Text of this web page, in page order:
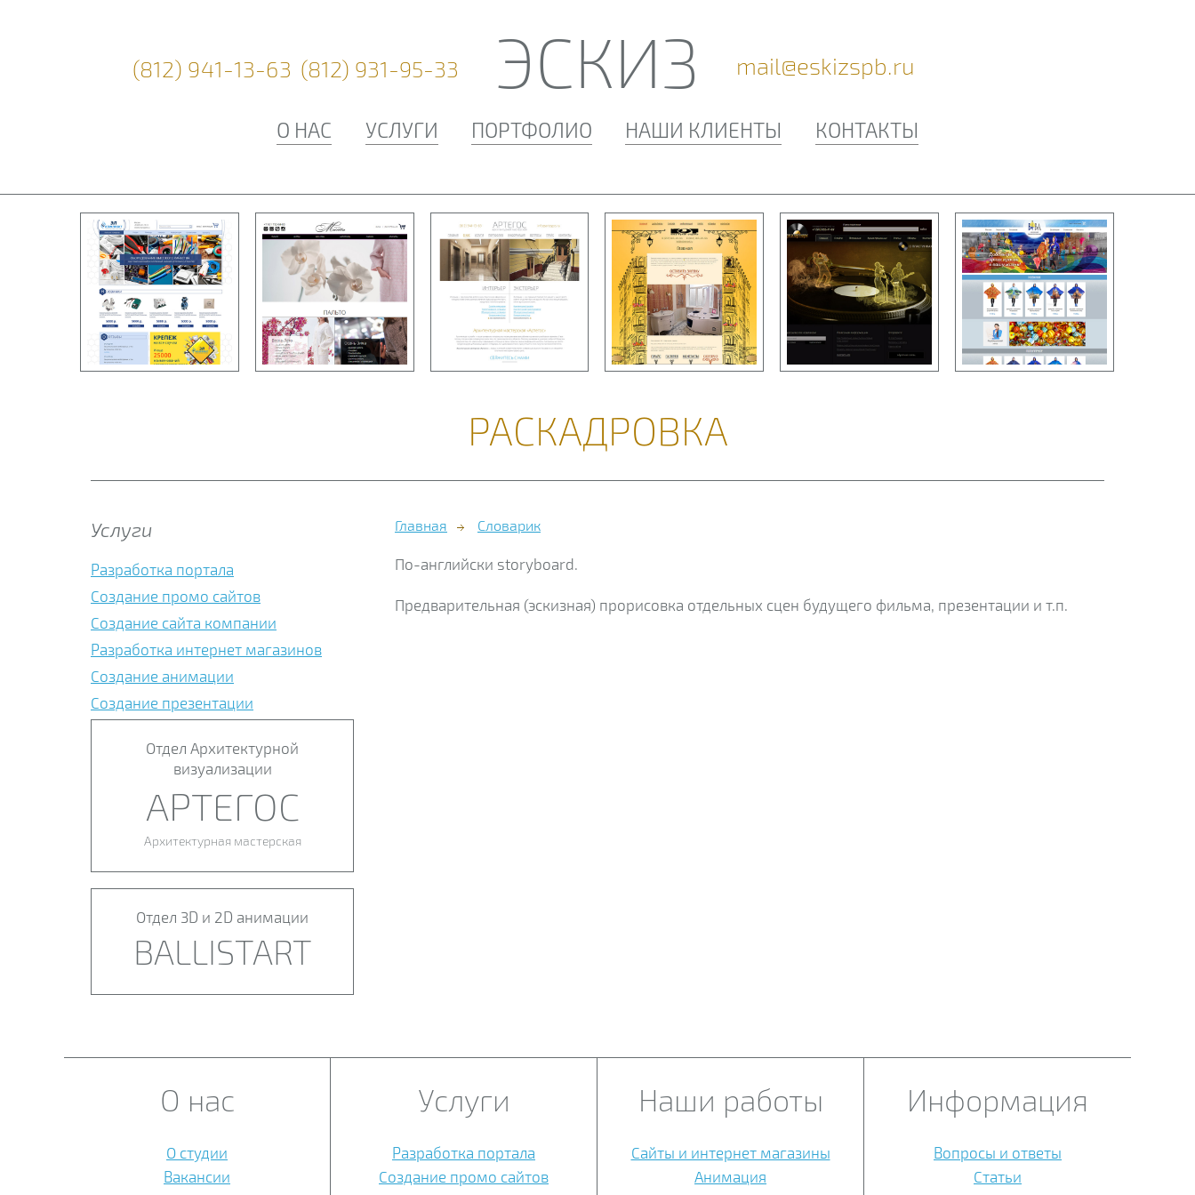
(812) 941-13-63 (812) 931-95-33 ЭСКИЗ mail@eskizspb.ru
О НАС УСЛУГИ ПОРТФОЛИО НАШИ КЛИЕНТЫ КОНТАКТЫ
РАСКАДРОВКА
Услуги
Разработка портала
Создание промо сайтов
Создание сайта компании
Разработка интернет магазинов
Создание анимации
Создание презентации
Отдел Архитектурной
визуализации
АРТЕГОС
Архитектурная мастерская
Отдел 3D и 2D анимации
BALLISTART
Главная Словарик
По-английски storyboard.
Предварительная (эскизная) прорисовка отдельных сцен будущего фильма, презентации и т.п.
О нас
О студии
Вакансии
Услуги
Разработка портала
Создание промо сайтов
Наши работы
Сайты и интернет магазины
Анимация
Информация
Вопросы и ответы
Статьи